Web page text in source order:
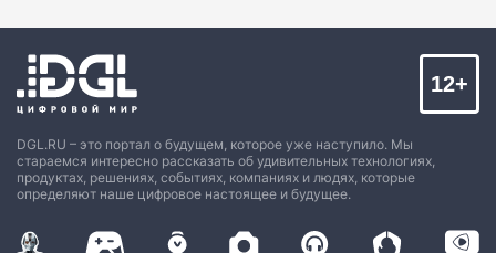
DGL.RU – это портал о будущем, которое уже наступило. Мы
стараемся интересно рассказать об удивительных технологиях,
продуктах, решениях, событиях, компаниях и людях, которые
определяют наше цифровое настоящее и будущее.
12+